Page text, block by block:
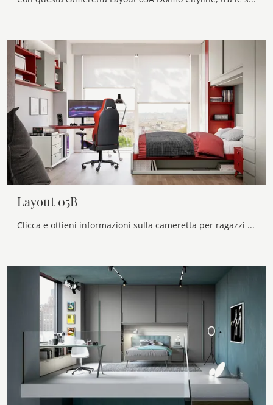
Layout 05B
Clicca e ottieni informazioni sulla cameretta per ragazzi Layout 05B! Le Camerette a ponte Doimo Cityline ti attendono.